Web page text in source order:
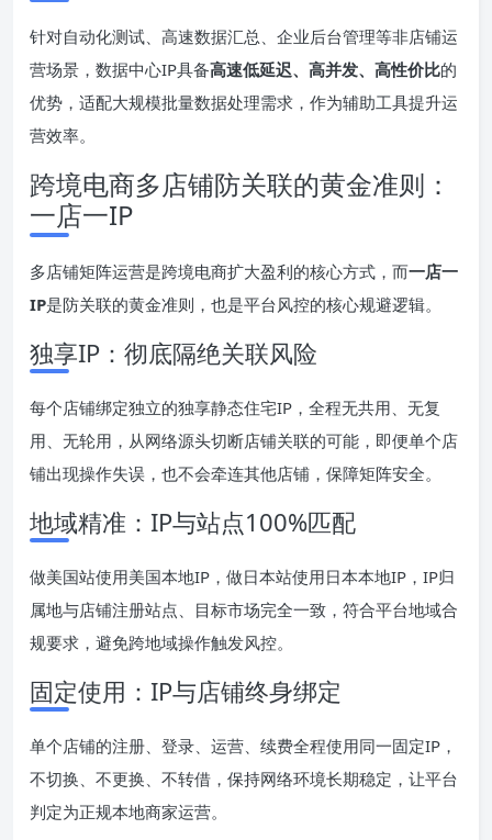
针对自动化测试、高速数据汇总、企业后台管理等非店铺运
营场景，数据中心IP具备高速低延迟、高并发、高性价比的
优势，适配大规模批量数据处理需求，作为辅助工具提升运
营效率。
跨境电商多店铺防关联的黄金准则：
一店一IP
多店铺矩阵运营是跨境电商扩大盈利的核心方式，而一店一
IP是防关联的黄金准则，也是平台风控的核心规避逻辑。
独享IP：彻底隔绝关联风险
每个店铺绑定独立的独享静态住宅IP，全程无共用、无复
用、无轮用，从网络源头切断店铺关联的可能，即便单个店
铺出现操作失误，也不会牵连其他店铺，保障矩阵安全。
地域精准：IP与站点100%匹配
做美国站使用美国本地IP，做日本站使用日本本地IP，IP归
属地与店铺注册站点、目标市场完全一致，符合平台地域合
规要求，避免跨地域操作触发风控。
固定使用：IP与店铺终身绑定
单个店铺的注册、登录、运营、续费全程使用同一固定IP，
不切换、不更换、不转借，保持网络环境长期稳定，让平台
判定为正规本地商家运营。